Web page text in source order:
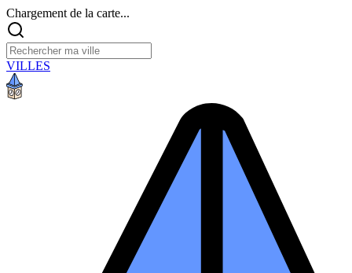
Chargement de la carte...
VILLES